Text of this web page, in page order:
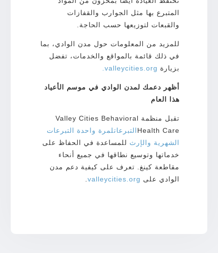
المتبرع بها مثل الجوارب والقفازات
والقبعات لتوزيعها حسب الحاجة.
للمزيد من المعلومات حول مدن الوادي، بما
في ذلك قائمة بالمواقع والخدمات، تفضل
بزيارة valleycities.org.
أظهر دعمك لمدن الوادي في موسم الأعياد
هذا العام
تقبل منظمة Valley Cities Behavioral
Health Careالتبرعاتلمرة واحدة التبرعات
الشهرية والإرث للمساعدة في الحفاظ على
خدماتها وتوسيع نطاقها في جميع أنحاء
مقاطعة كينغ. تعرف على كيفية دعم مدن
الوادي على valleycities.org
.